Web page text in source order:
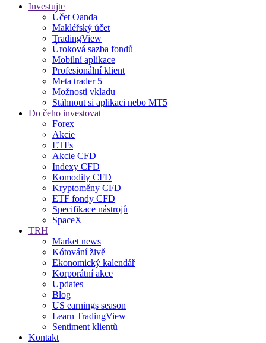
Investujte
Účet Oanda
Makléřský účet
TradingView
Úroková sazba fondů
Mobilní aplikace
Profesionální klient
Meta trader 5
Možnosti vkladu
Stáhnout si aplikaci nebo MT5
Do čeho investovat
Forex
Akcie
ETFs
Akcie CFD
Indexy CFD
Komodity CFD
Kryptoměny CFD
ETF fondy CFD
Specifikace nástrojů
SpaceX
TRH
Market news
Kótování živě
Ekonomický kalendář
Korporátní akce
Updates
Blog
US earnings season
Learn TradingView
Sentiment klientů
Kontakt